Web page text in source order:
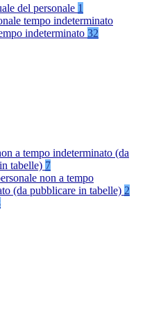
del personale 1
tempo indeterminato
indeterminato 32
a tempo indeterminato (da
tabelle) 7
non a tempo
(da pubblicare in tabelle) 2